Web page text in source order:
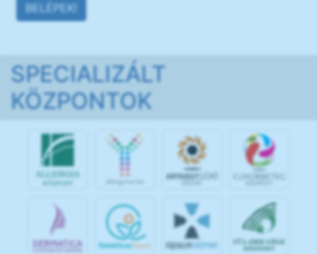
BELÉPEK!
SPECIALIZÁLT
KÖZPONTOK